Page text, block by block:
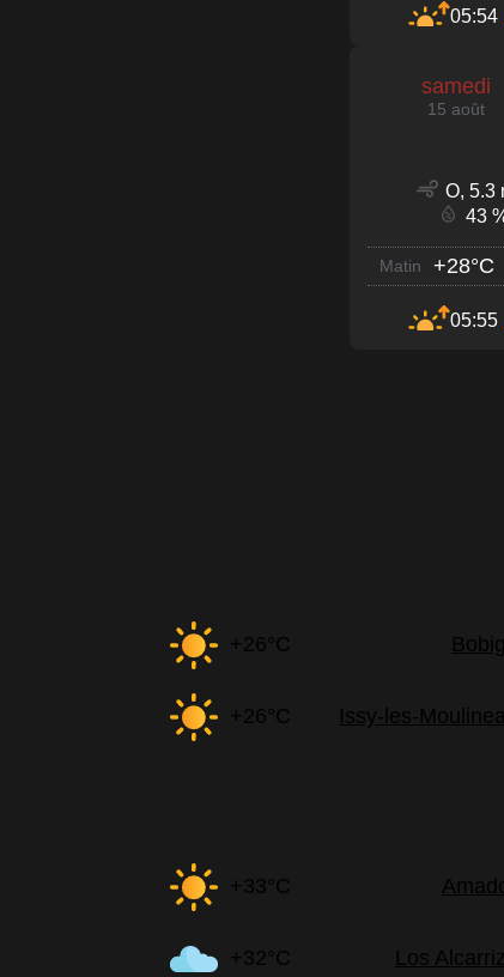
05:54
samedi
15 août
O, 5.3
43
Matin +28°C
05:55
+26°C
+26°C Issy-les-
+33°C
+32°C Los